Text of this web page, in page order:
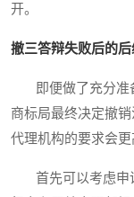
开。
撤三答辩失败后的
即便做了充分准
商标局最终决定撤
代理机构的要求会更
首先可以考虑申